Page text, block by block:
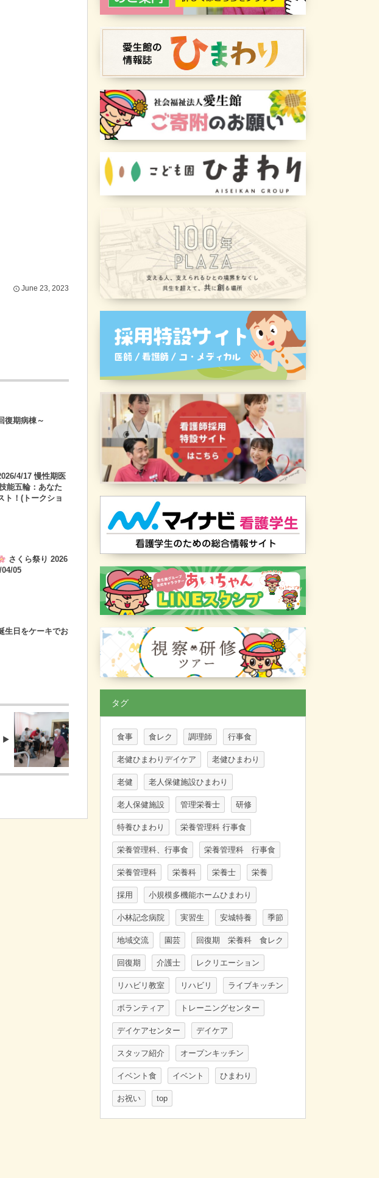
June 23, 2023
復期病棟～
4/17 慢性期医
能五輪：あなた
ト！(トークショ
さくら祭り 2026
04/05
日をケーキでお
タグ
食事 食レク 調理師 行事食
老健ひまわりデイケア 老健ひまわり
老健 老人保健施設ひまわり
老人保健施設 管理栄養士 研修
特養ひまわり 栄養管理科 行事食
栄養管理科、行事食 栄養管理科 行事食
栄養管理科 栄養科 栄養士 栄養
採用 小規模多機能ホームひまわり
小林記念病院 実習生 安城特養 季節
地域交流 園芸 回復期 栄養科 食レク
回復期 介護士 レクリエーション
リハビリ教室 リハビリ ライブキッチン
ボランティア トレーニングセンター
デイケアセンター デイケア
スタッフ紹介 オープンキッチン
イベント食 イベント ひまわり
お祝い top